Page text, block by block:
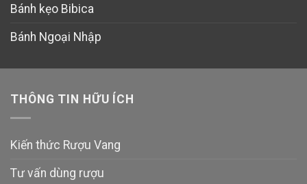
Bánh kẹo Bibica
Bánh Ngoại Nhập
THÔNG TIN HỮU ÍCH
Kiến thức Rượu Vang
Tư vấn dùng rượu